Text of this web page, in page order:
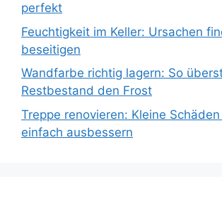
perfekt
Feuchtigkeit im Keller: Ursachen
beseitigen
Wandfarbe richtig lagern: So
Restbestand den Frost
Treppe renovieren: Kleine
einfach ausbessern